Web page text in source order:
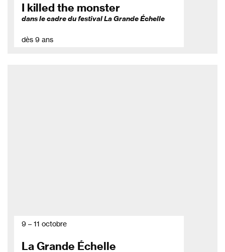
I killed the monster
dans le cadre du festival La Grande Échelle
dès 9 ans
9 – 11 octobre
La Grande Échelle